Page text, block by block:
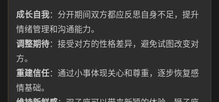
成长自我：分开期间双方都应反思自身不足，提升
情绪管理和沟通能力。
调整期待：接受对方的性格差异，避免试图改变对
方。
重建信任：通过小事体现关心和尊重，逐步恢复感
情基础。